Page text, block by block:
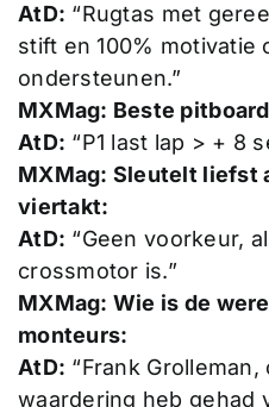
AtD: “Rugtas met
stift en 100% motivatie
ondersteunen.”
MXMag: Beste
AtD: “P1 last lap > + 8
MXMag: Sleutelt liefst
viertakt:
AtD: “Geen voorkeur,
crossmotor is.”
MXMag: Wie is de
monteurs:
AtD: “Frank
waardering heb gehad